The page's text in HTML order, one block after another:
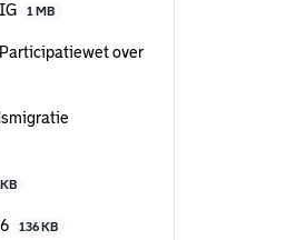
1 MB
over
136 KB